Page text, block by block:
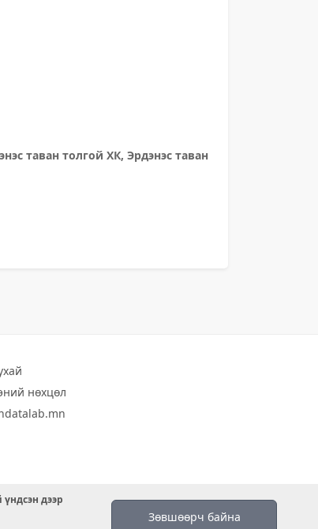
таван толгой ХК, Эрдэнэс таван
нөхцөл
Зөвшөөрч байна
дээр